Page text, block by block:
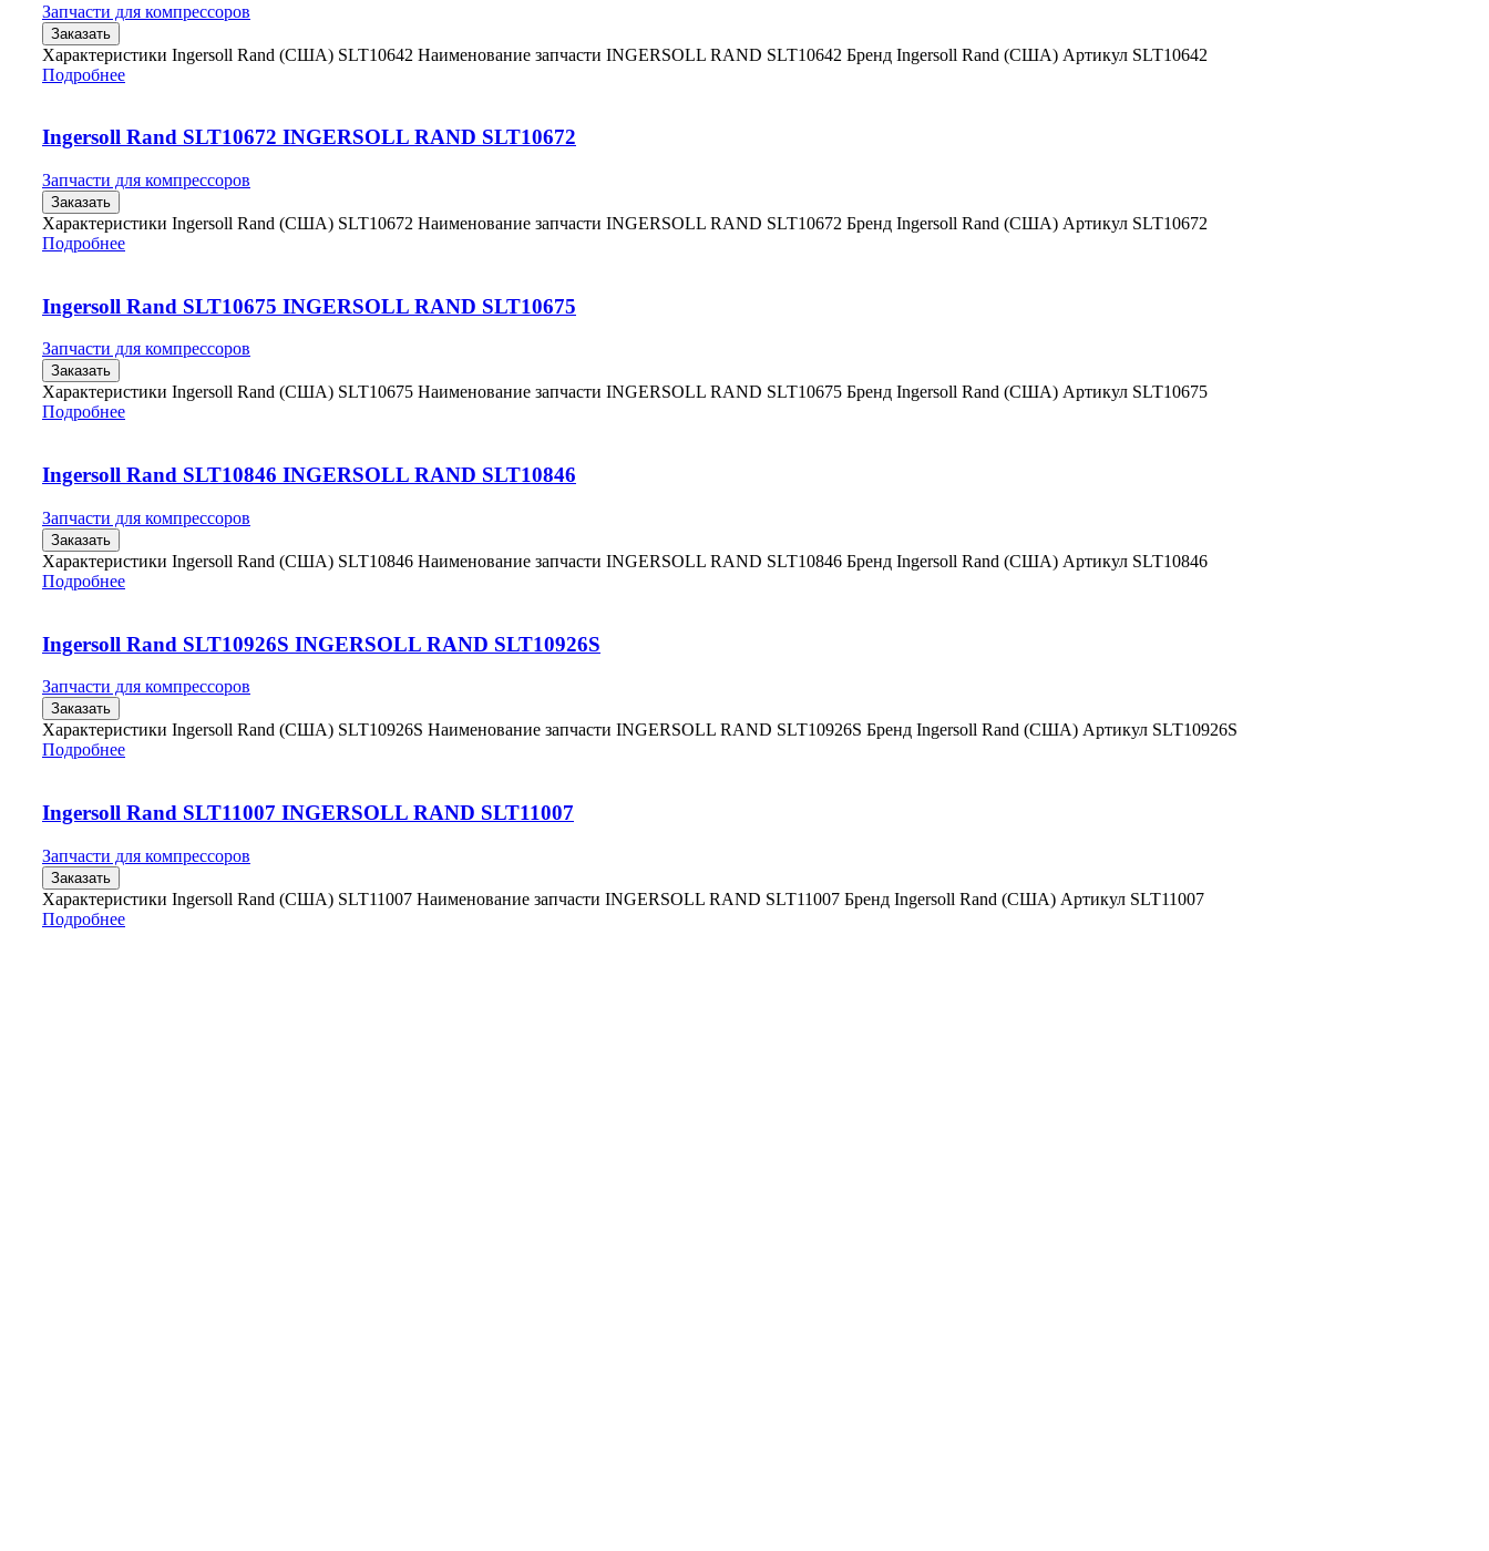
Запчасти для компрессоров
Заказать
Характеристики Ingersoll Rand (США) SLT10642 Наименование запчасти INGERSOLL RAND SLT10642 Бренд Ingersoll Rand (США) Артикул SLT10642
Подробнее
Ingersoll Rand SLT10672 INGERSOLL RAND SLT10672
Запчасти для компрессоров
Заказать
Характеристики Ingersoll Rand (США) SLT10672 Наименование запчасти INGERSOLL RAND SLT10672 Бренд Ingersoll Rand (США) Артикул SLT10672
Подробнее
Ingersoll Rand SLT10675 INGERSOLL RAND SLT10675
Запчасти для компрессоров
Заказать
Характеристики Ingersoll Rand (США) SLT10675 Наименование запчасти INGERSOLL RAND SLT10675 Бренд Ingersoll Rand (США) Артикул SLT10675
Подробнее
Ingersoll Rand SLT10846 INGERSOLL RAND SLT10846
Запчасти для компрессоров
Заказать
Характеристики Ingersoll Rand (США) SLT10846 Наименование запчасти INGERSOLL RAND SLT10846 Бренд Ingersoll Rand (США) Артикул SLT10846
Подробнее
Ingersoll Rand SLT10926S INGERSOLL RAND SLT10926S
Запчасти для компрессоров
Заказать
Характеристики Ingersoll Rand (США) SLT10926S Наименование запчасти INGERSOLL RAND SLT10926S Бренд Ingersoll Rand (США) Артикул SLT10926S
Подробнее
Ingersoll Rand SLT11007 INGERSOLL RAND SLT11007
Запчасти для компрессоров
Заказать
Характеристики Ingersoll Rand (США) SLT11007 Наименование запчасти INGERSOLL RAND SLT11007 Бренд Ingersoll Rand (США) Артикул SLT11007
Подробнее